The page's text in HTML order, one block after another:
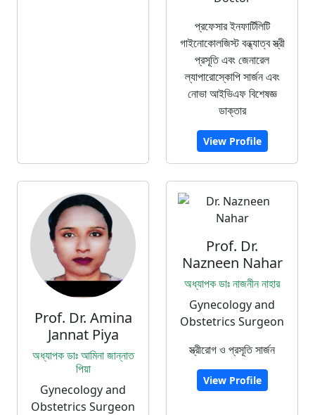
প্রফেসার ইনফার্টিলিটি
গাইনোকোলজিস্ট বন্ধ্যাত্ব স্ত্রী
প্রসূতি এবং জেনারেল
ল্যাপারোস্কোপি সার্জন এবং
নোভা আইভিএফ বিশেষজ্ঞ
ডাক্তার
View Profile
Prof. Dr. Amina
Jannat Piya
অধ্যাপক ডাঃ আমিনা জান্নাত
পিয়া
Gynecology and
Obstetrics Surgeon
Prof. Dr.
Nazneen Nahar
অধ্যাপক ডাঃ নাজনীন নাহার
Gynecology and
Obstetrics Surgeon
স্ত্রীরোগ ও প্রসূতি সার্জন
View Profile